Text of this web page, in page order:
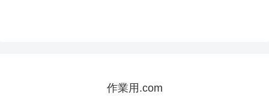
作業用.com